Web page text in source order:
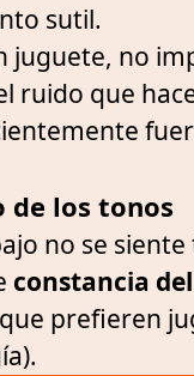
sutil.
juguete, no
ruido que
de los tonos
no se
constancia
prefieren